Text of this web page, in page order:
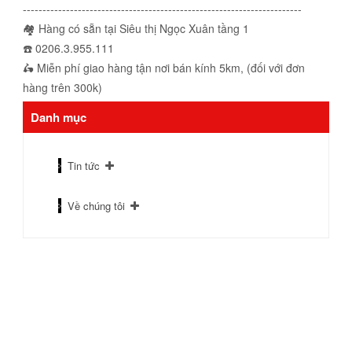
-----------------------------------------------------------------------
🏘 Hàng có sẵn tại Siêu thị Ngọc Xuân tầng 1
☎️ 0206.3.955.111
🛵 Miễn phí giao hàng tận nơi bán kính 5km, (đối với đơn
hàng trên 300k)
Danh mục
Tin tức
Về chúng tôi